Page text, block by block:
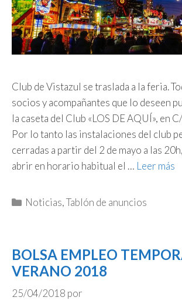
Club de Vistazul se traslada a la feria.
socios y acompañantes que lo deseen
la caseta del Club «LOS DE AQUÍ», en
Por lo tanto las instalaciones del club
cerradas a partir del 2 de mayo a las
abrir en horario habitual el … Leer más
Categorías
Noticias,Tablón de anuncios
BOLSA EMPLEO
VERANO 2018
25/04/2018 por